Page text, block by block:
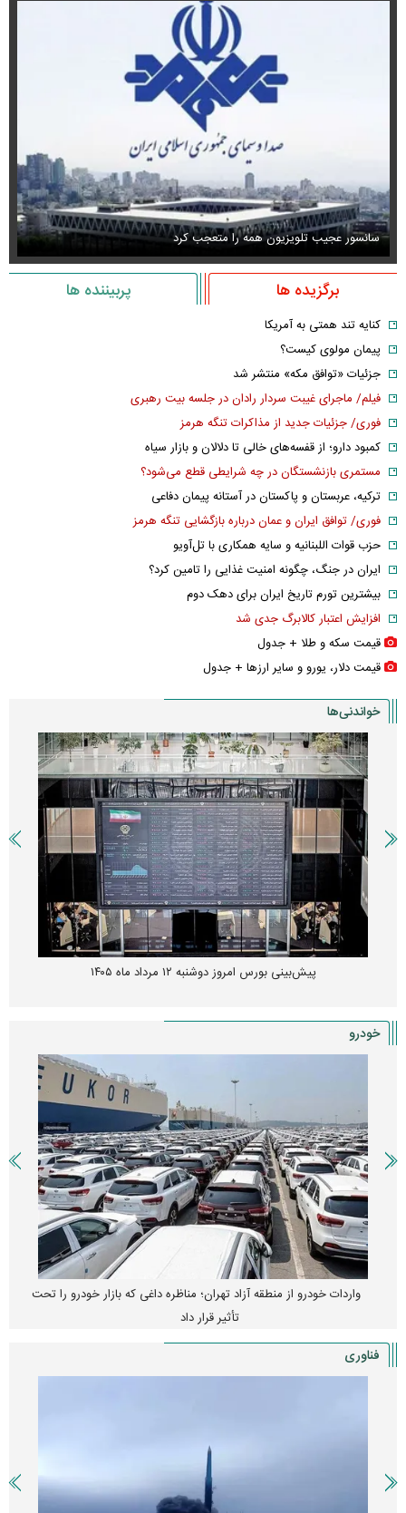
سانسور عجیب تلویزیون همه را متعجب کرد
برگزیده ها پربیننده ها
کنایه تند همتی به آمریکا
پیمان مولوی کیست؟
جزئیات «توافق مکه» منتشر شد
فیلم/ ماجرای غیبت سردار رادان در جلسه بیت رهبری
فوری/ جزئیات جدید از مذاکرات تنگه هرمز
کمبود دارو؛ از قفسه‌های خالی تا دلالان و بازار سیاه
مستمری بازنشستگان در چه شرایطی قطع می‌شود؟
ترکیه، عربستان و پاکستان در آستانه پیمان دفاعی
فوری/ توافق ایران و عمان درباره بازگشایی تنگه هرمز
حزب قوات اللبنانیه و سایه همکاری با تل‌آویو
ایران در جنگ، چگونه امنیت غذایی را تامین کرد؟
بیشترین تورم تاریخ ایران برای دهک دوم
افزایش اعتبار کالابرگ جدی شد
قیمت سکه و طلا + جدول
قیمت دلار، یورو و سایر ارز‌ها + جدول
خواندنی‌ها
پیش‌بینی بورس امروز دوشنبه ۱۲ مرداد ماه ۱۴۰۵
خودرو
واردات خودرو از منطقه آزاد تهران؛ مناظره داغی که بازار خودرو را تحت
تأثیر قرار داد
فناوری